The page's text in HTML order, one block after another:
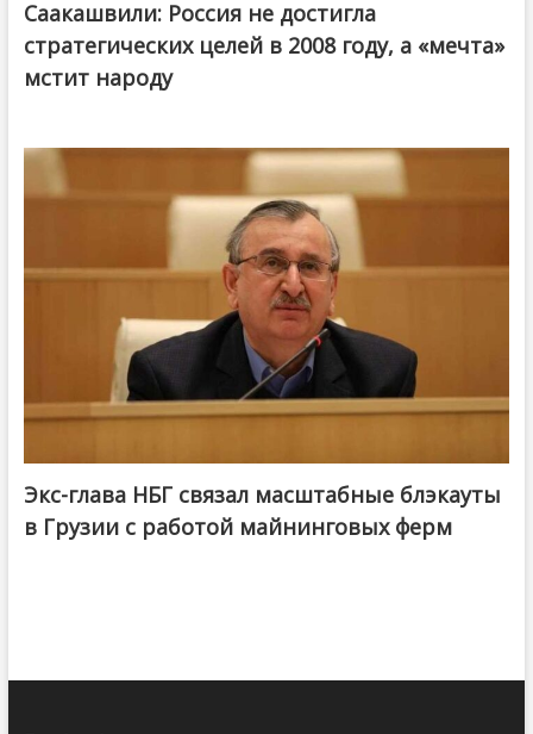
Саакашвили: Россия не достигла
стратегических целей в 2008 году, а «мечта»
мстит народу
Экс-глава НБГ связал масштабные блэкауты
в Грузии с работой майнинговых ферм